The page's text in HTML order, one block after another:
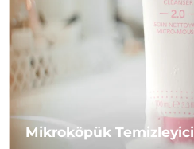
Mikroköpük Temizleyici